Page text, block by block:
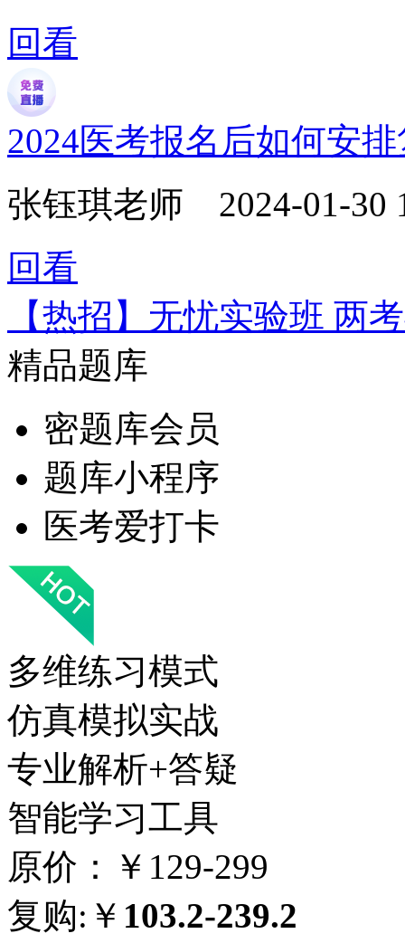
回看
2024医考报名后如何安
张钰琪老师 2024-01-30
回看
【热招】无忧实验班 两
精品题库
密题库会员
题库小程序
医考爱打卡
多维练习模式
仿真模拟实战
专业解析+答疑
智能学习工具
原价：￥129-299
复购:￥ 103.2-239.2